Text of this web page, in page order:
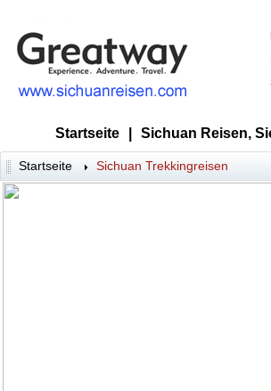
Startseite Sichuan Reisen,
Startseite Sichuan Trekkingreisen